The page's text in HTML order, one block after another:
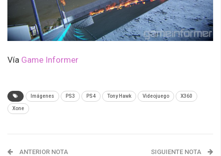
Vía Game Informer
Imágenes PS3 PS4 Tony Hawk Videojuego X360
Xone
ANTERIOR NOTA SIGUIENTE NOTA